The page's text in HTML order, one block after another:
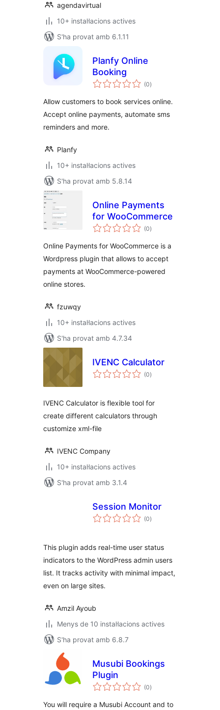
agendavirtual
10+ instal·lacions actives
S'ha provat amb 6.1.11
Planfy Online
Booking
(0puntuacions
totals
)
Allow customers to book services online.
Accept online payments, automate sms
reminders and more.
Planfy
10+ instal·lacions actives
S'ha provat amb 5.8.14
Online Payments
for WooCommerce
(0puntuacions
totals
)
Online Payments for WooCommerce is a
Wordpress plugin that allows to accept
payments at WooCommerce-powered
online stores.
fzuwqy
10+ instal·lacions actives
S'ha provat amb 4.7.34
IVENC Calculator
(0puntuacions
totals
)
IVENC Calculator is flexible tool for
create different calculators through
customize xml-file
IVENC Company
10+ instal·lacions actives
S'ha provat amb 3.1.4
Session Monitor
(0puntuacions
totals
)
This plugin adds real-time user status
indicators to the WordPress admin users
list. It tracks activity with minimal impact,
even on large sites.
Amzil Ayoub
Menys de 10 instal·lacions actives
S'ha provat amb 6.8.7
Musubi Bookings
Plugin
(0puntuacions
totals
)
You will require a Musubi Account and to